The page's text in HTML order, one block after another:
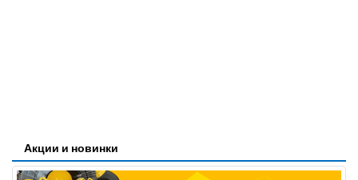
Акции и новинки